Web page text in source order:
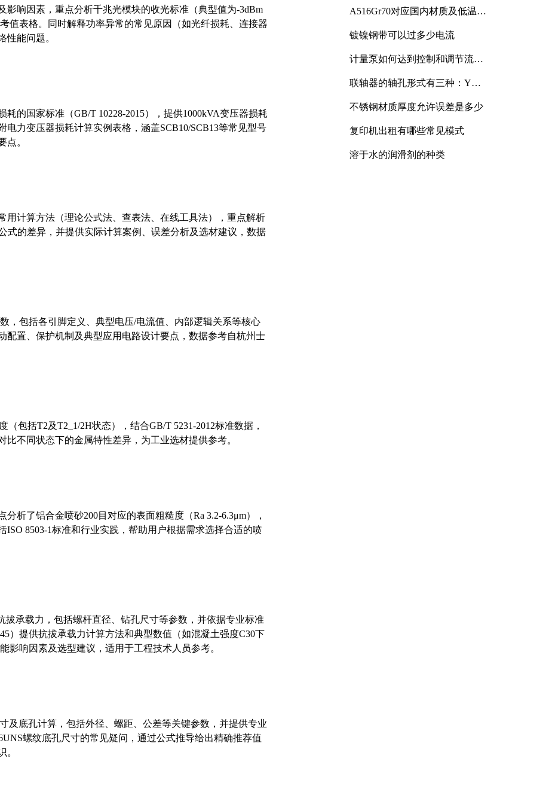
影响因素，重点分析千兆光模块的收光标准（典型值为-3dBm
值表格。同时解释功率异常的常见原因（如光纤损耗、连接器
性能问题。
的国家标准（GB/T 10228-2015），提供1000kVA变压器损耗
力变压器损耗计算实例表格，涵盖SCB10/SCB13等常见型号
点。
用计算方法（理论公式法、查表法、在线工具法），重点解析
式的差异，并提供实际计算案例、误差分析及选材建议，数据
，包括各引脚定义、典型电压/电流值、内部逻辑关系等核心
配置、保护机制及典型应用电路设计要点，数据参考自杭州士
包括T2及T2_1/2H状态），结合GB/T 5231-2012标准数据，
不同状态下的金属特性差异，为工业选材提供参考。
析了铝合金喷砂200目对应的表面粗糙度（Ra 3.2-6.3μm），
8503-1标准和行业实践，帮助用户根据需求选择合适的喷
拔承载力，包括螺杆直径、钻孔尺寸等参数，并依据专业标准
）提供抗拔承载力计算方法和典型数值（如混凝土强度C30下
影响因素及选型建议，适用于工程技术人员参考。
及底孔计算，包括外径、螺距、公差等关键参数，并提供专业
螺纹底孔尺寸的常见疑问，通过公式推导给出精确推荐值
。
A516Gr70对应国内材质及低温冲
镀镍钢带可以过多少电流
计量泵如何达到控制和调节流量
联轴器的轴孔形式有三种：Y
不锈钢材质厚度允许误差是多少
复印机出租有哪些常见模式
溶于水的润滑剂的种类